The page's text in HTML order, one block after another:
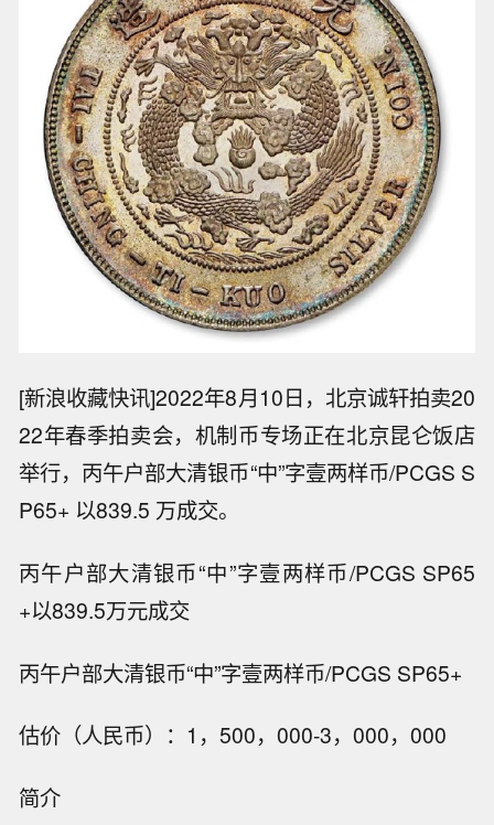
[新浪收藏快讯]2022年8月10日，北京诚轩拍卖20
22年春季拍卖会，机制币专场正在北京昆仑饭店
举行，丙午户部大清银币“中”字壹两样币/PCGS S
P65+ 以839.5 万成交。
丙午户部大清银币“中”字壹两样币/PCGS SP65
+以839.5万元成交
丙午户部大清银币“中”字壹两样币/PCGS SP65+
估价（人民币）：1，500，000-3，000，000
简介